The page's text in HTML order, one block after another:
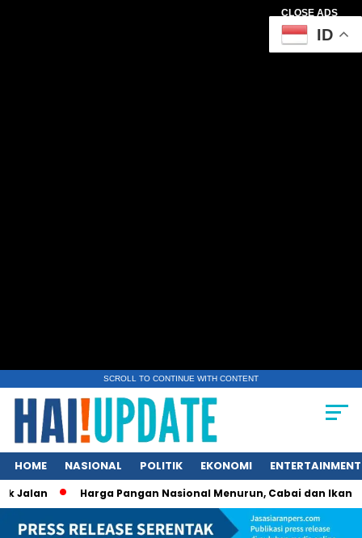
CLOSE ADS
SCROLL TO CONTINUE WITH CONTENT
HOME NASIONAL POLITIK EKONOMI ENTERTAINMENT
Harga Pangan Nasional Menurun, Cabai dan Ikan Tetap
ID